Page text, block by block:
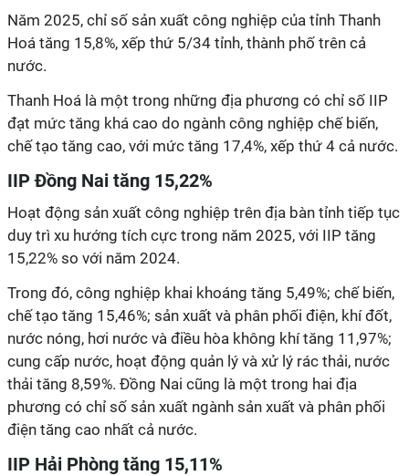
Năm 2025, chỉ số sản xuất công nghiệp của tỉnh Thanh
Hoá tăng 15,8%, xếp thứ 5/34 tỉnh, thành phố trên cả
nước.
Thanh Hoá là một trong những địa phương có chỉ số IIP
đạt mức tăng khá cao do ngành công nghiệp chế biến,
chế tạo tăng cao, với mức tăng 17,4%, xếp thứ 4 cả nước.
IIP Đồng Nai tăng 15,22%
Hoạt động sản xuất công nghiệp trên địa bàn tỉnh tiếp tục
duy trì xu hướng tích cực trong năm 2025, với IIP tăng
15,22% so với năm 2024.
Trong đó, công nghiệp khai khoáng tăng 5,49%; chế biến,
chế tạo tăng 15,46%; sản xuất và phân phối điện, khí đốt,
nước nóng, hơi nước và điều hòa không khí tăng 11,97%;
cung cấp nước, hoạt động quản lý và xử lý rác thải, nước
thải tăng 8,59%. Đồng Nai cũng là một trong hai địa
phương có chỉ số sản xuất ngành sản xuất và phân phối
điện tăng cao nhất cả nước.
IIP Hải Phòng tăng 15,11%